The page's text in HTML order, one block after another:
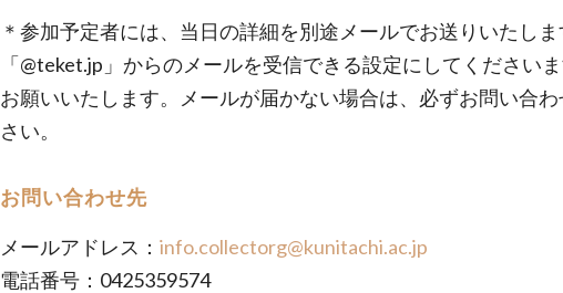
＊参加予定者には、当日の詳細を別途メールでお送りいたしま
「@teket.jp」からのメールを受信できる設定にしてください
お願いいたします。メールが届かない場合は、必ずお問い合
さい。
お問い合わせ先
メールアドレス： info.collectorg@kunitachi.ac.jp
電話番号：0425359574